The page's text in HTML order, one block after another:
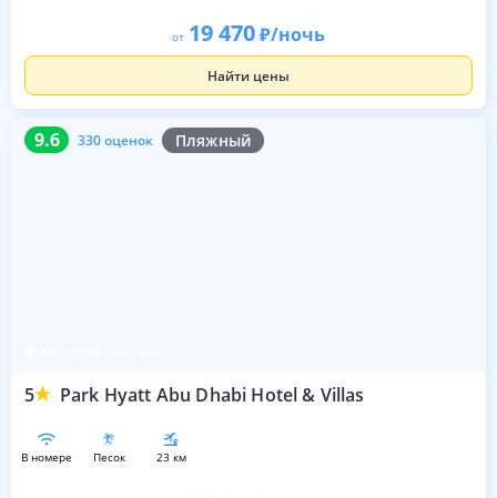
от 19 470 /ночь
Найти цены
9.6 330 оценок Пляжный
5 Park Hyatt Abu Dhabi Hotel & Villas
9.6 330 оценок
в номере песок 23 км